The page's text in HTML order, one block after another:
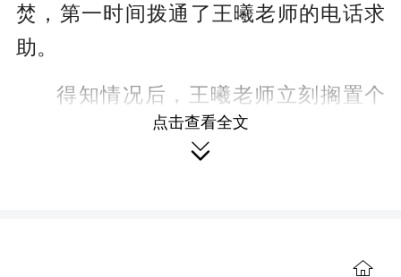
焚，第一时间拨通了王曦老师的电话求
助。
得知情况后，王曦老师立刻搁置个
人事务，快速开展处置工作。她凭着丰
富的带班经验，一边安抚家属情绪，一
的了解，建议大家把搜寻范围先锁定学
点击查看全文
